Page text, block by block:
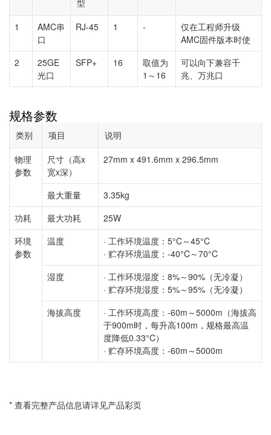
型
1
AMC串
口
RJ-45 1 -
仅在工程师升级
AMC固件版本时使
2
25GE
光口
SFP+ 16
取值为
1～16
可以向下兼容千
兆、万兆口
规格参数
类别 项目
说明
物理
参数
尺寸（高x
宽x深）
27mm x 491.6mm x 296.5mm
最大重量
3.35kg
功耗
最大功耗
25W
环境
参数
温度
· 工作环境温度：5°C～45°C
· 贮存环境温度：-40°C～70°C
湿度
· 工作环境湿度：8%～90%（无冷凝）
· 贮存环境湿度：5%～95%（无冷凝）
海拔高度
· 工作环境高度：-60m～5000m（海拔高
于900m时，每升高100m，规格最高温
度降低0.33°C）
· 贮存环境高度：-60m～5000m
* 查看完整产品信息请详见产品彩页